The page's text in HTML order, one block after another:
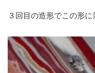
３回目の造形でこの形に